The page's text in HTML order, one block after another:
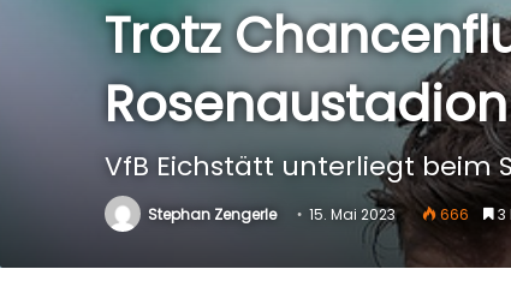
Trotz
Rosenaustadion
VfB Eichstätt unterliegt beim
Stephan Zengerle 15. Mai 2023 666 3